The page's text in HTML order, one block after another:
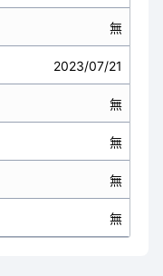
無
2023/07/21
無
無
無
無